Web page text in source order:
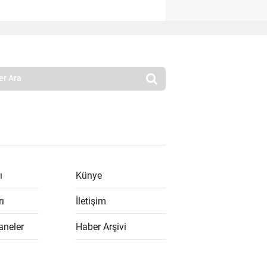
Künye
İletişim
Haber Arşivi